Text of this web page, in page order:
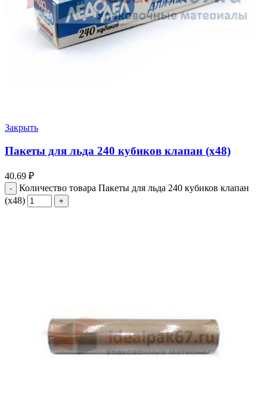
Закрыть
Пакеты для льда 240 кубиков клапан (х48)
40.69 ₽
Количество товара Пакеты для льда 240 кубиков клапан
(х48)